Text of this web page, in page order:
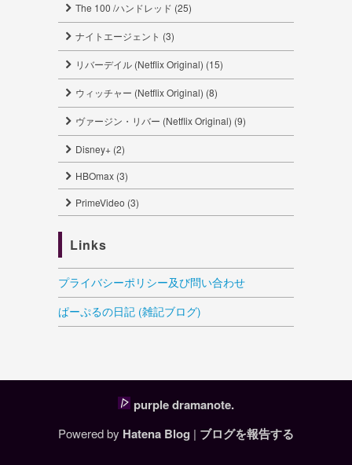
The 100 /ハンドレッド (25)
ナイトエージェント (3)
リバーデイル (Netflix Original) (15)
ウィッチャー (Netflix Original) (8)
ヴァージン・リバー (Netflix Original) (9)
Disney+ (2)
HBOmax (3)
PrimeVideo (3)
Links
プライバシーポリシー及び問い合わせ
ぱーぷるの日記 (雑記ブログ)
purple dramanote.
Powered by Hatena Blog | ブログを報告する